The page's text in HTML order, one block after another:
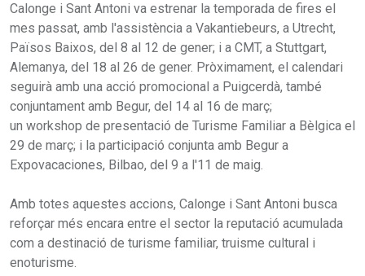
Calonge i Sant Antoni va estrenar la temporada de fires el
mes passat, amb l'assistència a Vakantiebeurs, a Utrecht,
Països Baixos, del 8 al 12 de gener; i a CMT, a Stuttgart,
Alemanya, del 18 al 26 de gener. Pròximament, el calendari
seguirà amb una acció promocional a Puigcerdà, també
conjuntament amb Begur, del 14 al 16 de març;
un workshop de presentació de Turisme Familiar a Bèlgica el
29 de març; i la participació conjunta amb Begur a
Expovacaciones, Bilbao, del 9 a l'11 de maig.
Amb totes aquestes accions, Calonge i Sant Antoni busca
reforçar més encara entre el sector la reputació acumulada
com a destinació de turisme familiar, truisme cultural i
enoturisme.